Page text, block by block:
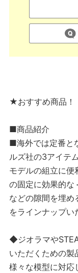
★おすすめ商品
■商品紹介
■海外では定番と
ルズ社の3アイテ
モデルの組立に便
の固定に効果的な
などの隙間を埋め
をラインナップい
◆ジオラマや
いただくための製
様々な模型に対応